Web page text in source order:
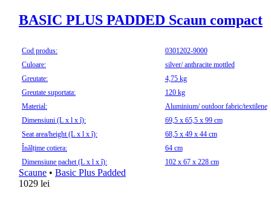
BASIC PLUS PADDED Scaun compact
Cod produs:
0301202-9000
Culoare:
silver/ anthracite mottled
Greutate:
4,75 kg
Greutate suportata:
120 kg
Material:
Aluminium/ outdoor fabric/textilene
Dimensiuni (L x l x î):
69,5 x 65,5 x 99 cm
Seat area/height (L x l x î):
68,5 x 49 x 44 cm
Înălțime cotiera:
64 cm
Dimensiune pachet (L x l x î):
102 x 67 x 228 cm
Scaune • Basic Plus Padded
1029 lei